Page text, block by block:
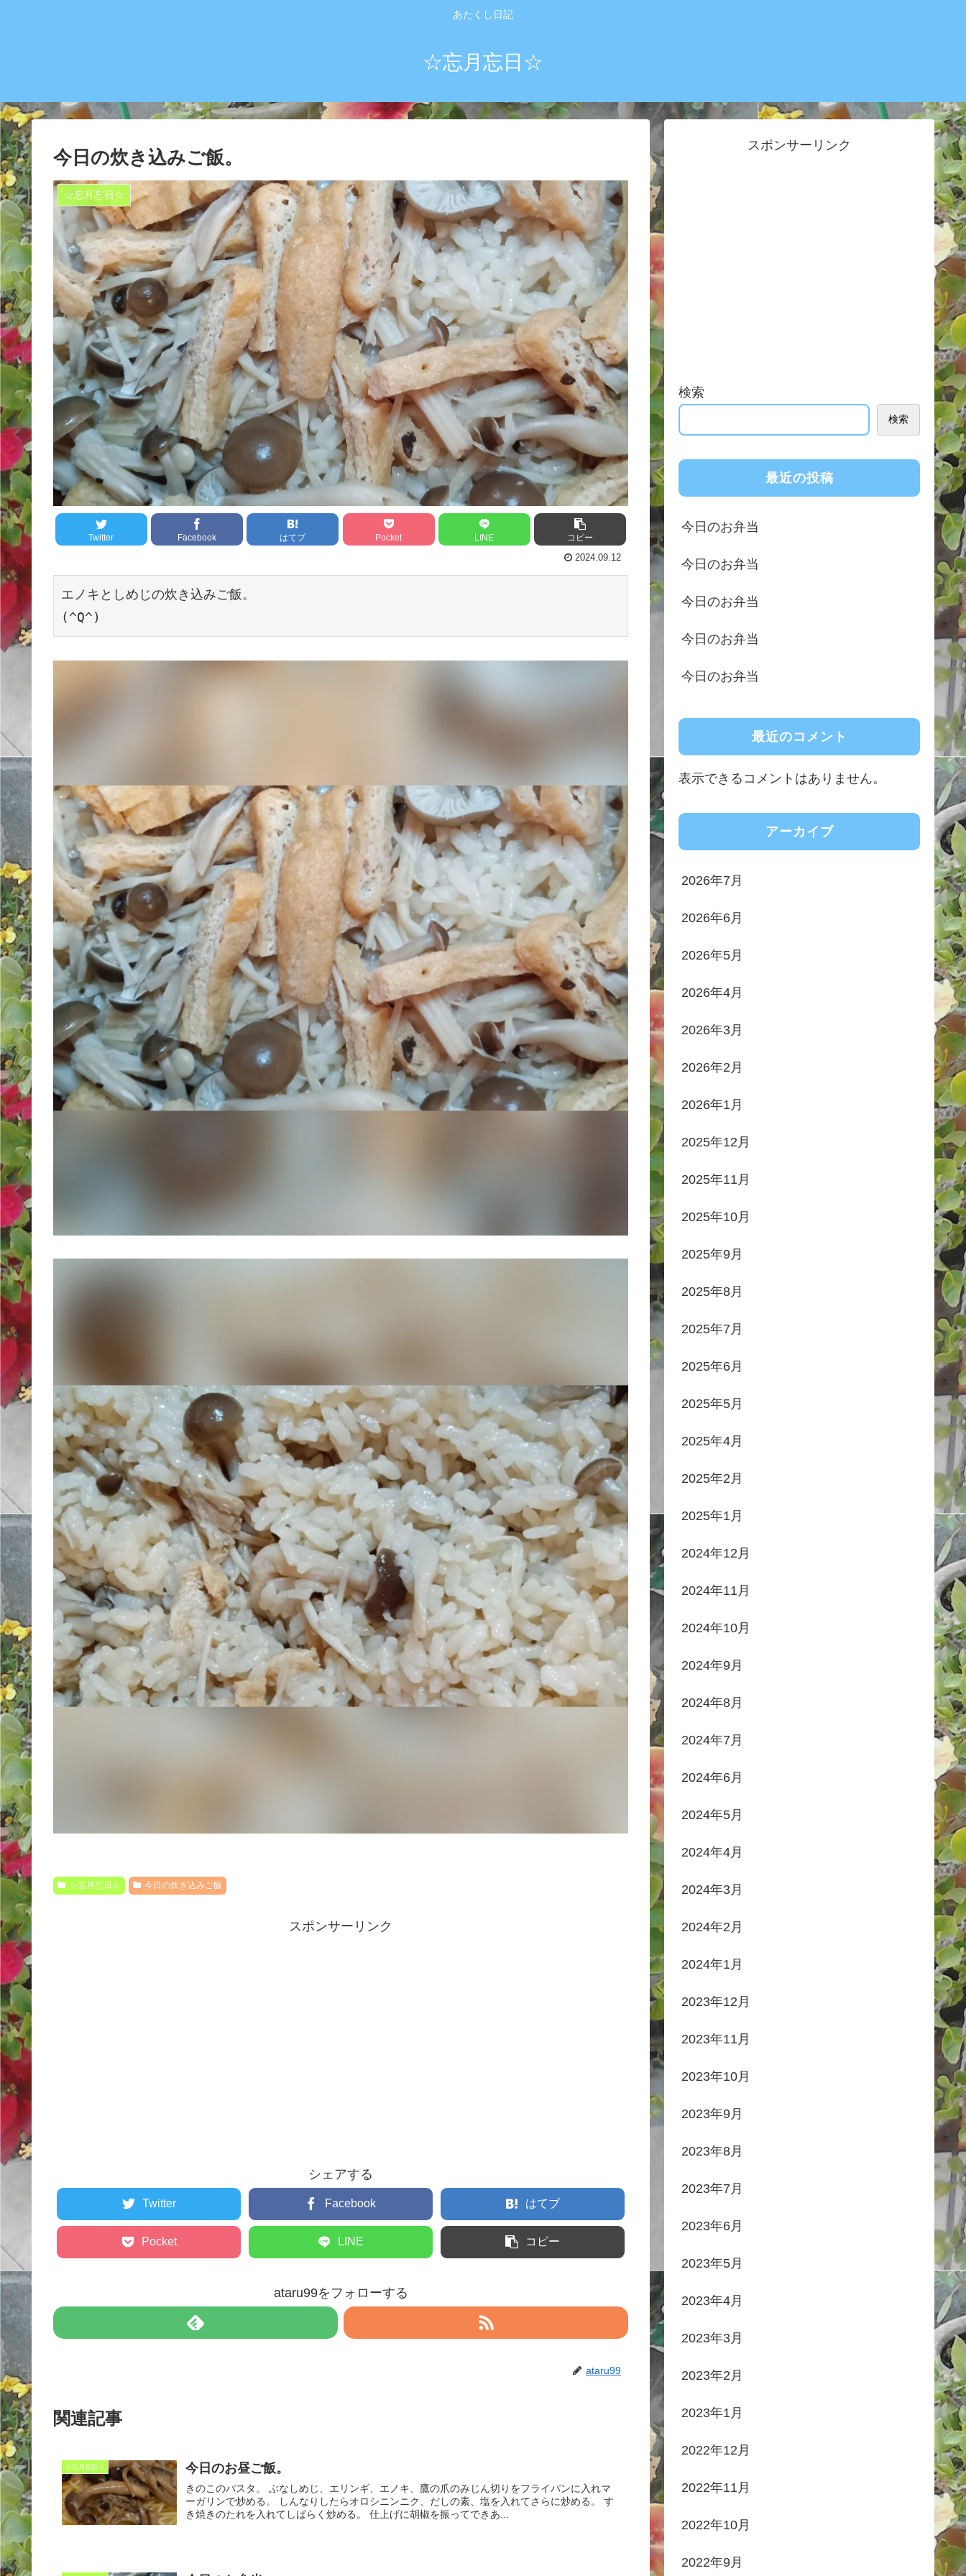
あたくし日記
☆忘月忘日☆
今日の炊き込みご飯。
☆忘月忘日☆
Twitter Facebook はてブ Pocket LINE コピー
2024.09.12
エノキとしめじの炊き込みご飯。
(^Q^)
☆忘月忘日☆ 今日の炊き込みご飯
スポンサーリンク
シェアする
Twitter Facebook はてブ
Pocket LINE コピー
ataru99をフォローする
ataru99
関連記事
☆忘月忘日☆ 今日のお昼ご飯。
きのこのパスタ。 ぶなしめじ、エリンギ、エノキ、鷹の爪のみじん切りをフライパンに入れマ
ーガリンで炒める。 しんなりしたらオロシニンニク、だしの素、塩を入れてさらに炒める。 す
き焼きのたれを入れてしばらく炒める。 仕上げに胡椒を振ってできあ...
スポンサーリンク
検索
検索
最近の投稿
今日のお弁当
今日のお弁当
今日のお弁当
今日のお弁当
今日のお弁当
最近のコメント
表示できるコメントはありません。
アーカイブ
2026年7月
2026年6月
2026年5月
2026年4月
2026年3月
2026年2月
2026年1月
2025年12月
2025年11月
2025年10月
2025年9月
2025年8月
2025年7月
2025年6月
2025年5月
2025年4月
2025年2月
2025年1月
2024年12月
2024年11月
2024年10月
2024年9月
2024年8月
2024年7月
2024年6月
2024年5月
2024年4月
2024年3月
2024年2月
2024年1月
2023年12月
2023年11月
2023年10月
2023年9月
2023年8月
2023年7月
2023年6月
2023年5月
2023年4月
2023年3月
2023年2月
2023年1月
2022年12月
2022年11月
2022年10月
2022年9月